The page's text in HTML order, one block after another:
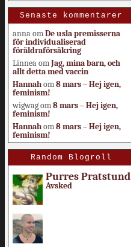
Senaste kommentarer
annaomDe usla premisserna
för individualiserad
föräldraförsäkring
LinneaomJag, mina barn, och
allt detta med vaccin
Hannahom8 mars – Hej igen,
feminism!
wigwagom8 mars – Hej igen,
feminism!
Hannahom8 mars – Hej igen,
feminism!
Random Blogroll
Purres Pratstund
Avsked